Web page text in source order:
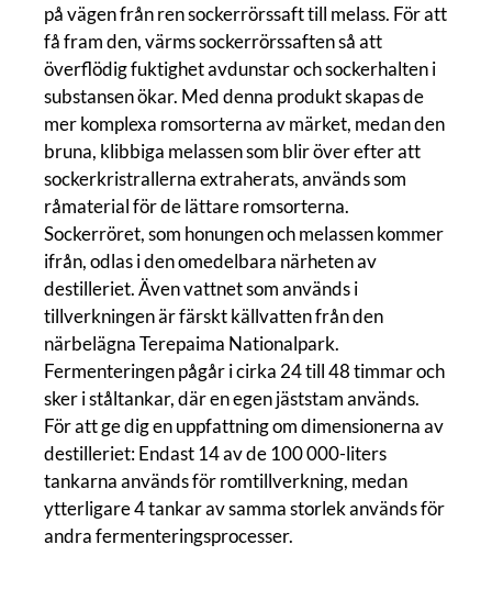
på vägen från ren sockerrörssaft till melass. För att
få fram den, värms sockerrörssaften så att
överflödig fuktighet avdunstar och sockerhalten i
substansen ökar. Med denna produkt skapas de
mer komplexa romsorterna av märket, medan den
bruna, klibbiga melassen som blir över efter att
sockerkristrallerna extraherats, används som
råmaterial för de lättare romsorterna.
Sockerröret, som honungen och melassen kommer
ifrån, odlas i den omedelbara närheten av
destilleriet. Även vattnet som används i
tillverkningen är färskt källvatten från den
närbelägna Terepaima Nationalpark.
Fermenteringen pågår i cirka 24 till 48 timmar och
sker i ståltankar, där en egen jäststam används.
För att ge dig en uppfattning om dimensionerna av
destilleriet: Endast 14 av de 100 000-liters
tankarna används för romtillverkning, medan
ytterligare 4 tankar av samma storlek används för
andra fermenteringsprocesser.